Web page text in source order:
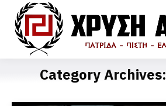
Category Archives: